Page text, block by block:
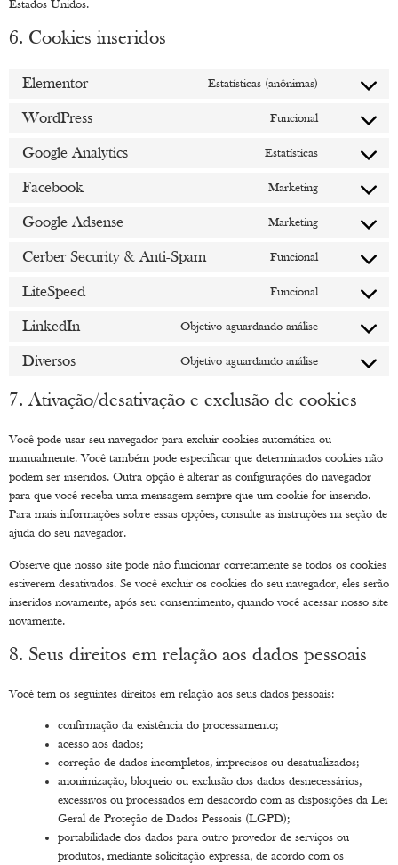
Estados Unidos.
6. Cookies inseridos
Elementor Estatísticas (anônimas)
WordPress Funcional
Google Analytics Estatísticas
Facebook Marketing
Google Adsense Marketing
Cerber Security & Anti-Spam Funcional
LiteSpeed Funcional
LinkedIn Objetivo aguardando análise
Diversos Objetivo aguardando análise
7. Ativação/desativação e exclusão de cookies
Você pode usar seu navegador para excluir cookies automática ou
manualmente. Você também pode especificar que determinados cookies não
podem ser inseridos. Outra opção é alterar as configurações do navegador
para que você receba uma mensagem sempre que um cookie for inserido.
Para mais informações sobre essas opções, consulte as instruções na seção de
ajuda do seu navegador.
Observe que nosso site pode não funcionar corretamente se todos os cookies
estiverem desativados. Se você excluir os cookies do seu navegador, eles serão
inseridos novamente, após seu consentimento, quando você acessar nosso site
novamente.
8. Seus direitos em relação aos dados pessoais
Você tem os seguintes direitos em relação aos seus dados pessoais:
confirmação da existência do processamento;
acesso aos dados;
correção de dados incompletos, imprecisos ou desatualizados;
anonimização, bloqueio ou exclusão dos dados desnecessários,
excessivos ou processados em desacordo com as disposições da Lei
Geral de Proteção de Dados Pessoais (LGPD);
portabilidade dos dados para outro provedor de serviços ou
produtos, mediante solicitação expressa, de acordo com os